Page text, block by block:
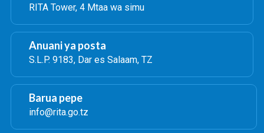
RITA Tower, 4 Mtaa wa simu
Anuani ya posta
S.L.P. 9183, Dar es Salaam, TZ
Barua pepe
info@rita.go.tz